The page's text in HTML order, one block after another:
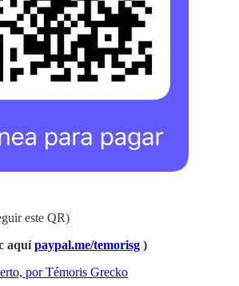
este QR)
aquí paypal.me/temorisg )
por Témoris Grecko